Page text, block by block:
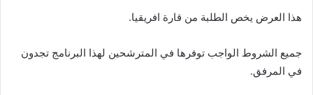
هذا العرض يخص الطلبة من قارة افريقيا.
جميع الشروط الواجب توفرها في المترشحين لهذا البرنامج تجدون
في المرفق.